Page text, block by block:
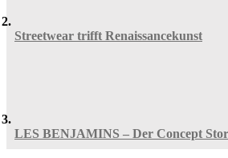
Streetwear trifft Renaissancekunst
LES BENJAMINS – Der Concept